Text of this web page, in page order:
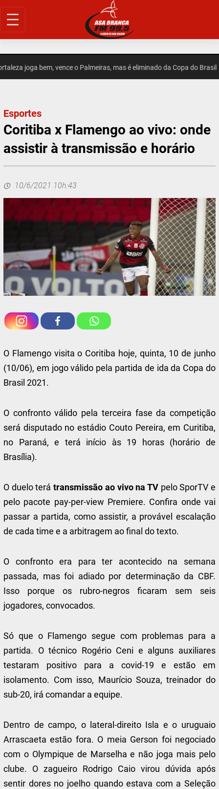
Pular
para
joga bem, vence o Palmeiras, mas é eliminado da Copa do Brasil
Esportes
Coritiba x Flamengo ao vivo: onde
assistir à transmissão e horário
10/6/2021 10h:43
O Flamengo visita o Coritiba hoje, quinta, 10 de junho
(10/06), em jogo válido pela partida de ida da Copa do
Brasil 2021.
O confronto válido pela terceira fase da competição
será disputado no estádio Couto Pereira, em Curitiba,
no Paraná, e terá início às 19 horas (horário de
Brasília).
O duelo terátransmissão ao vivo na TVpelo SporTV e
pelo pacote pay-per-view Premiere. Confira onde vai
passar a partida, como assistir, a provável escalação
de cada time e a arbitragem ao final do texto.
O confronto era para ter acontecido na semana
passada, mas foi adiado por determinação da CBF.
Isso porque os rubro-negros ficaram sem seis
jogadores, convocados.
Só que o Flamengo segue com problemas para a
partida. O técnico Rogério Ceni e alguns auxiliares
testaram positivo para a covid-19 e estão em
isolamento. Com isso, Maurício Souza, treinador do
sub-20, irá comandar a equipe.
Dentro de campo, o lateral-direito Isla e o uruguaio
Arrascaeta estão fora. O meia Gerson foi negociado
com o Olympique de Marselha e não joga mais pelo
clube. O zagueiro Rodrigo Caio virou dúvida após
sentir dores no joelho quando estava com a Seleção